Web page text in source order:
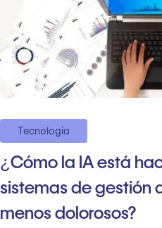
Tecnología
¿Cómo la IA está
sistemas de gestión
menos dolorosos?